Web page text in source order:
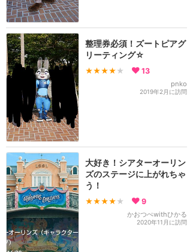
整理券必須！ズートピアグ
リーティング☆
★★★★ ★ 13
pnko
2019年2月に訪問
大好き！シアターオーリン
ズのステージに上がれちゃ
う！
★★★★ ★ 9
かおつぺwithひかる
2020年11月に訪問